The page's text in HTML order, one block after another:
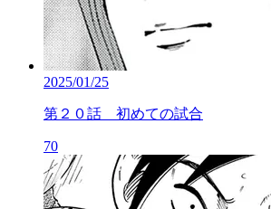
2025/01/25
第２０話 初めての試合
70